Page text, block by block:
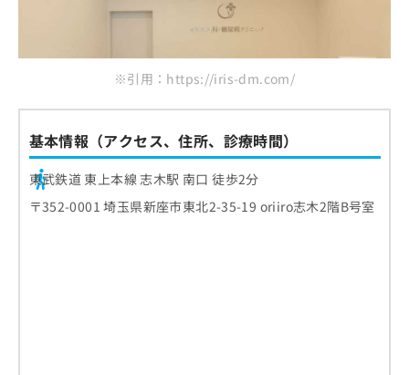
※引用：https://iris-dm.com/
基本情報（アクセス、住所、診療時間）
東武鉄道 東上本線 志木駅 南口 徒歩2分
〒352-0001 埼玉県新座市東北2-35-19 oriiro志木2階B号室